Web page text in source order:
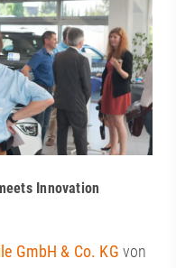
Innovation
GmbH & Co. KG von